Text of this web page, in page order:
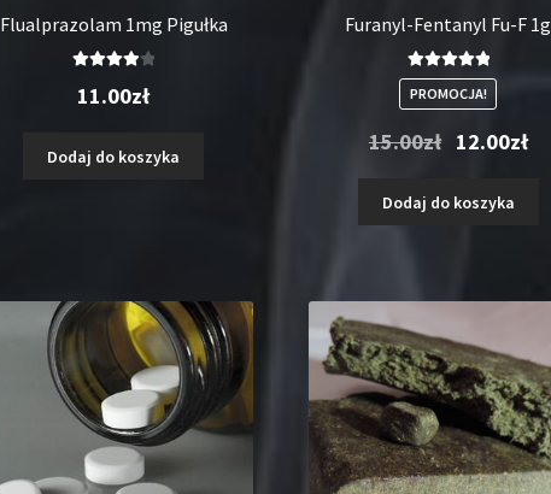
Flualprazolam 1mg Pigułka
4.00na 5
11.00zł
Dodaj do koszyka
Furanyl-Fentanyl Fu-F 1g
Oceniono
5.00na 5
PROMOCJA!
15.00zł
Pierwotna
15.00zł.
12.00zł
Dodaj do koszyka